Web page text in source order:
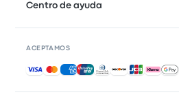
Centro de ayuda
ACEPTAMOS
Pagos aceptados